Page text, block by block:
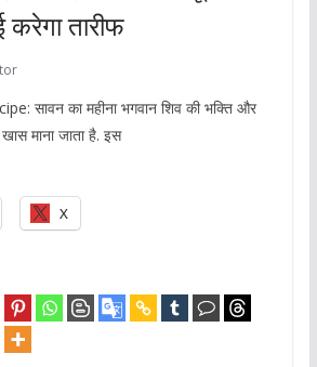
करेगा तारीफ
सावन का महीना भगवान शिव की भक्ति और
माना जाता है. इस
X